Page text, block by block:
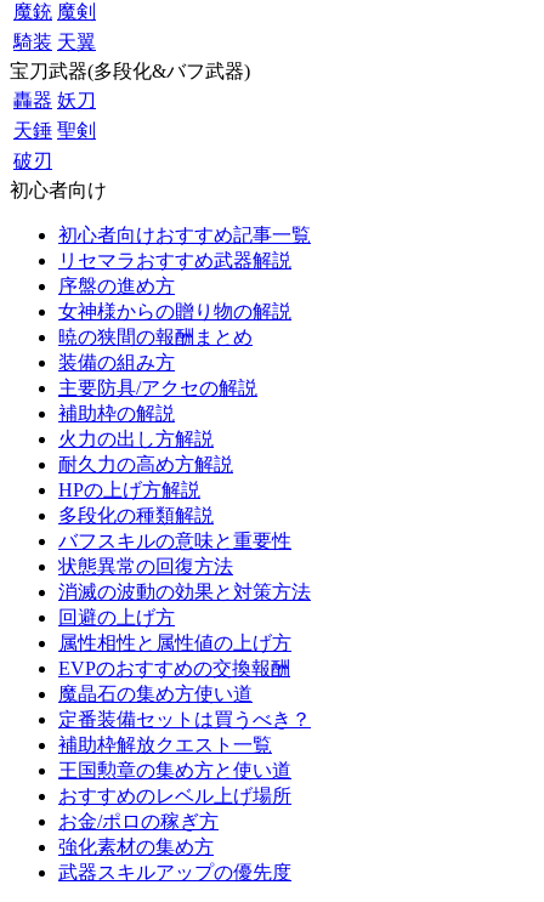
魔銃 魔剣
騎装 天翼
宝刀武器(多段化&バフ武器)
轟器 妖刀
天錘 聖剣
破刃
初心者向け
初心者向けおすすめ記事一覧
リセマラおすすめ武器解説
序盤の進め方
女神様からの贈り物の解説
暁の狭間の報酬まとめ
装備の組み方
主要防具/アクセの解説
補助枠の解説
火力の出し方解説
耐久力の高め方解説
HPの上げ方解説
多段化の種類解説
バフスキルの意味と重要性
状態異常の回復方法
消滅の波動の効果と対策方法
回避の上げ方
属性相性と属性値の上げ方
EVPのおすすめの交換報酬
魔晶石の集め方使い道
定番装備セットは買うべき？
補助枠解放クエスト一覧
王国勲章の集め方と使い道
おすすめのレベル上げ場所
お金/ポロの稼ぎ方
強化素材の集め方
武器スキルアップの優先度